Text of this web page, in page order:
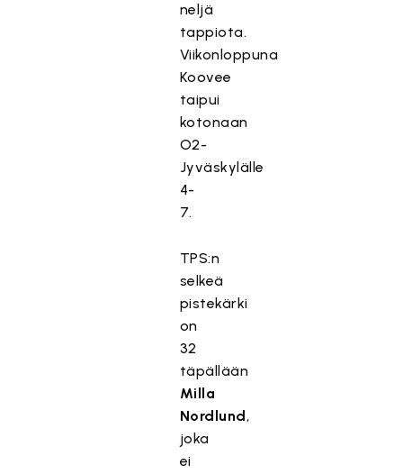
neljä
tappiota.
Viikonloppuna
Koovee
taipui
kotonaan
O2-
Jyväskylälle
4-
7.
TPS:n
selkeä
pistekärki
on
32
täpällään
Milla
Nordlund,
joka
ei